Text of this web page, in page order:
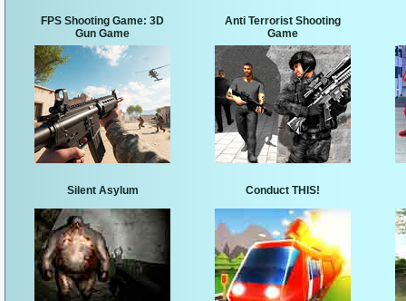
FPS Shooting Game: 3D
Gun Game
Anti Terrorist Shooting
Game
Silent Asylum Conduct THIS!